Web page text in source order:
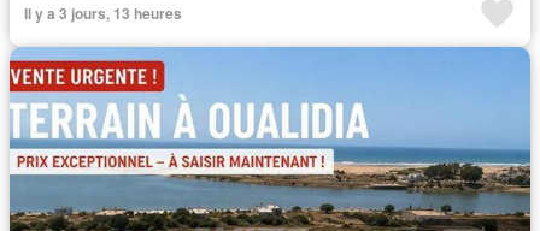
Il y a 3 jours, 13 heures